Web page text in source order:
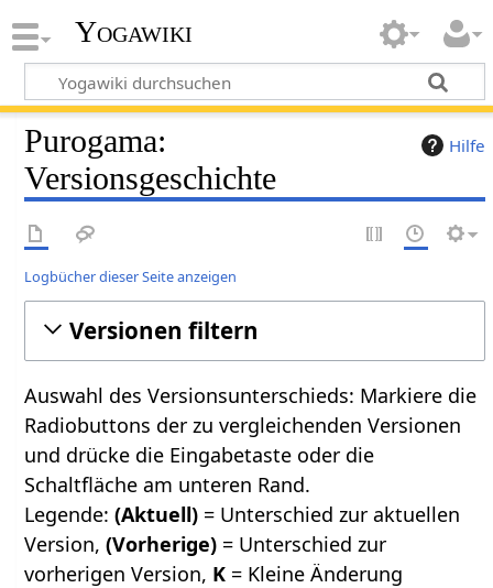
Yogawiki
Hilfe
Purogama:
Versionsgeschichte
Logbücher dieser Seite anzeigen
Versionen filtern
Auswahl des Versionsunterschieds: Markiere die
Radiobuttons der zu vergleichenden Versionen
und drücke die Eingabetaste oder die
Schaltfläche am unteren Rand.
Legende:(Aktuell) = Unterschied zur aktuellen
Version,(Vorherige) = Unterschied zur
vorherigen Version, K = Kleine Änderung